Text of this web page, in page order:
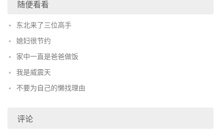
随便看看
东北来了三位高手
媳妇很节约
家中一直是爸爸做饭
我是威震天
不要为自己的懒找理由
评论